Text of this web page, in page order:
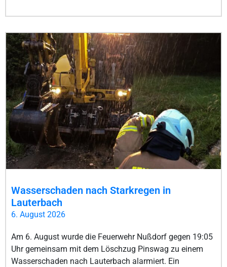
Wasserschaden nach Starkregen in
Lauterbach
6. August 2026
Am 6. August wurde die Feuerwehr Nußdorf gegen 19:05
Uhr gemeinsam mit dem Löschzug Pinswag zu einem
Wasserschaden nach Lauterbach alarmiert. Ein